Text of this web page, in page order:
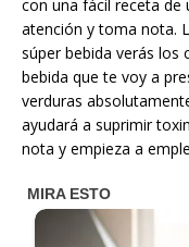
con una fácil receta de
atención y toma nota.
súper bebida verás los
bebida que te voy a
verduras
ayudará a suprimir
nota y empieza a